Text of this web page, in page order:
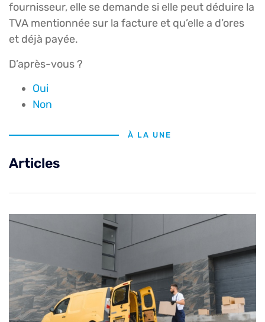
fournisseur, elle se demande si elle peut déduire la
TVA mentionnée sur la facture et qu’elle a d’ores
et déjà payée.
D’après-vous ?
Oui
Non
À LA UNE
Articles